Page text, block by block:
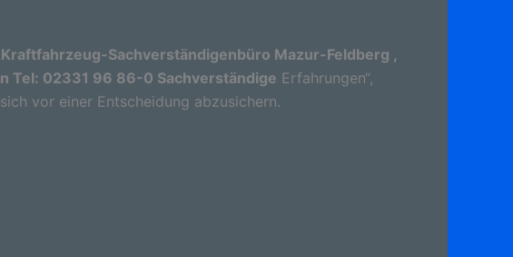
Kraftfahrzeug-Sachverständigenbüro Mazur-Feldberg ,
Tel: 02331 96 86-0 Sachverständige Erfahrungen“,
sich vor einer Entscheidung abzusichern.